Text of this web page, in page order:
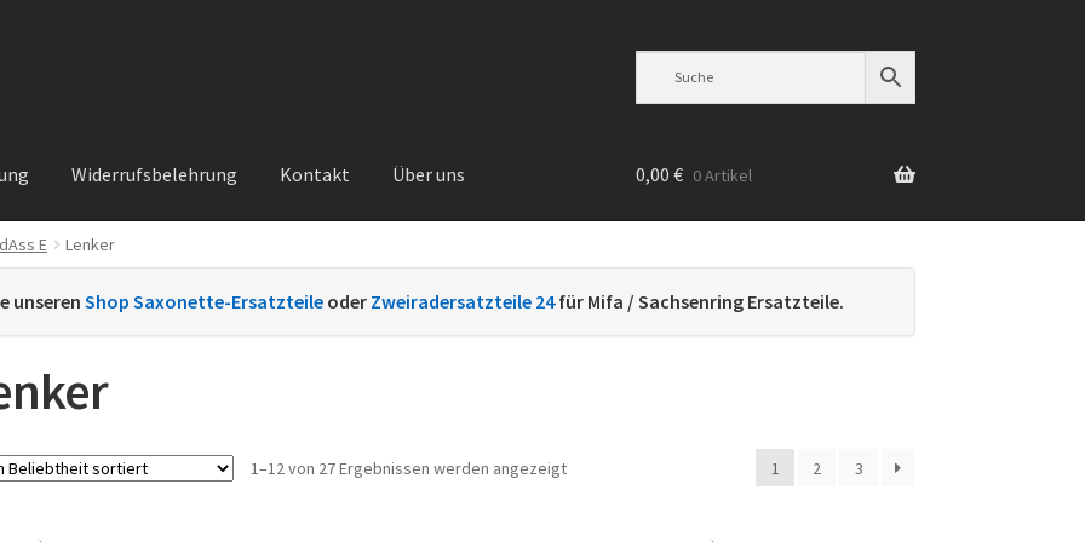
Widerrufsbelehrung Kontakt Über uns
KontaktSachs Ersatzteile
0,00 € 0 Artikel
E Lenker
unseren Shop Saxonette-Ersatzteile oder Zweiradersatzteile 24für Mifa / Sachsenring Ersatzteile.
1–12 von 27 Ergebnissen werden angezeigtNach
1 2 3